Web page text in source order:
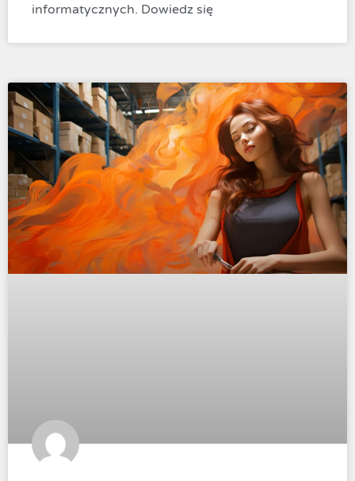
informatycznych. Dowiedz się